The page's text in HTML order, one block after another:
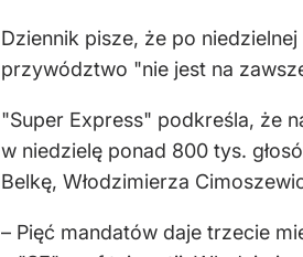
Dziennik pisze, że po
przywództwo "nie jest na
"Super Express" podkreśla, że
w niedzielę ponad 800 tys.
Belkę, Włodzimierza
– Pięć mandatów daje trzecie